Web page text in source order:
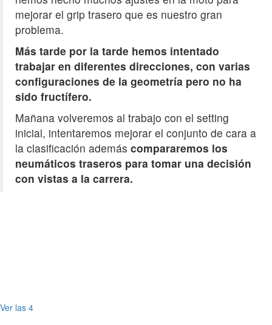
mejorar el grip trasero que es nuestro gran
problema.
Más tarde por la tarde hemos intentado
trabajar en diferentes direcciones, con varias
configuraciones de la geometría pero no ha
sido fructífero.
Mañana volveremos al trabajo con el setting
inicial, intentaremos mejorar el conjunto de cara a
la clasificación además compararemos los
neumáticos traseros para tomar una decisión
con vistas a la carrera.
Ver las 4